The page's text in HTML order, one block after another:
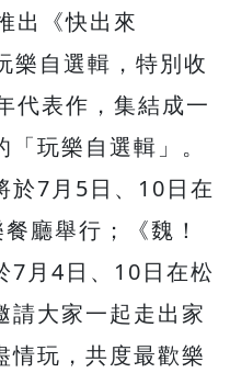
出《快出來
樂自選輯，特別收
代表作 ，集結成一
玩樂自選輯」。
於7月 5日、 10日在
廳舉行；《魏！
7月 4日、 10日在松
請大家一起走出家
情玩，共度最歡樂